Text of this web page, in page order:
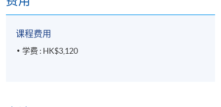
课程费用
学费 : HK$3,120